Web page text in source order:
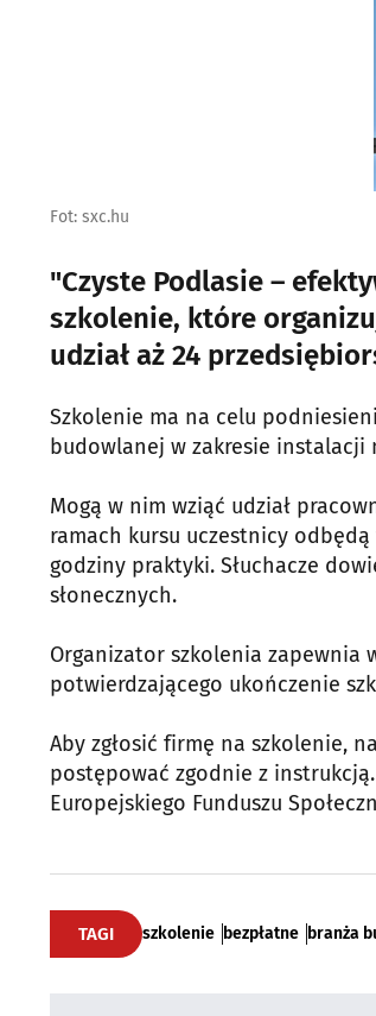
Fot: sxc.hu
"Czyste Podlasie –
szkolenie, które
udział aż 24
Szkolenie ma na celu
budowlanej w zakresie instalacji
Mogą w nim wziąć udział
ramach kursu uczestnicy
godziny praktyki. Słuchacze
słonecznych.
Organizator szkolenia zapewnia
potwierdzającego ukończenie
Aby zgłosić firmę na szkolenie,
postępować zgodnie z
Europejskiego Funduszu
TAGI szkolenie bezpłatne branża